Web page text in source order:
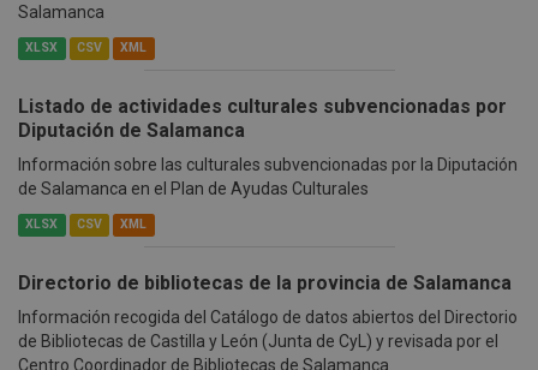
Salamanca
XLSX CSV XML
Listado de actividades culturales subvencionadas por
Diputación de Salamanca
Información sobre las culturales subvencionadas por la Diputación
de Salamanca en el Plan de Ayudas Culturales
XLSX CSV XML
Directorio de bibliotecas de la provincia de Salamanca
Información recogida del Catálogo de datos abiertos del Directorio
de Bibliotecas de Castilla y León (Junta de CyL) y revisada por el
Centro Coordinador de Bibliotecas de Salamanca